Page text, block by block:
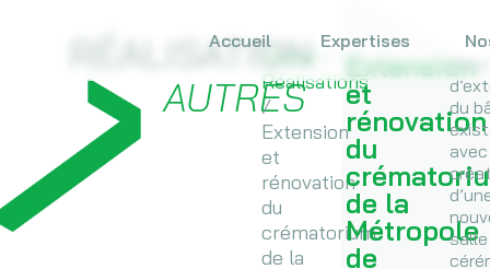
Accueil Expertises
RÉALISATION
AUTRESRéalisations
/
Extension
et
rénovation
du
crématorium
de la
Extension
et
rénovation
du
de la
Métropole
de
du
salle